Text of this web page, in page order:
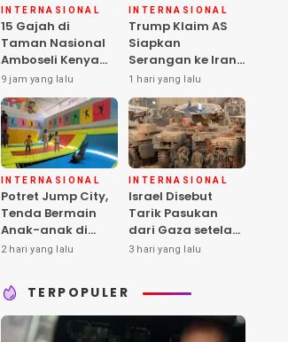
INTERNASIONAL
15 Gajah di
Taman Nasional
Amboseli Kenya
Mati, Diduga
Keracunan
Pestisida
9 jam yang lalu
INTERNASIONAL
Trump Klaim AS
Siapkan
Serangan ke Iran
Terbesar sejak
Perang Dunia II
1 hari yang lalu
INTERNASIONAL
Potret Jump City,
Tenda Bermain
Anak-anak di
Tengah Perang
2 hari yang lalu
INTERNASIONAL
Israel Disebut
Tarik Pasukan
dari Gaza setelah
Hamas Selesai
3 hari yang lalu
TERPOPULER